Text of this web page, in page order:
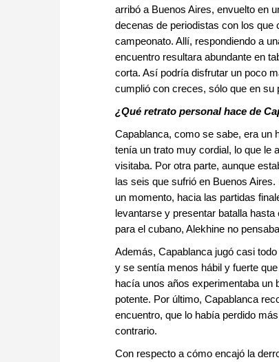
arribó a Buenos Aires, envuelto en
decenas de periodistas con los que
campeonato. Allí, respondiendo a
encuentro resultara abundante en
corta. Así podría disfrutar un poco
cumplió con creces, sólo que en su
¿Qué retrato personal hace de
Capablanca, como se sabe, era un
tenía un trato muy cordial, lo que le
visitaba. Por otra parte, aunque
las seis que sufrió en Buenos
un momento, hacia las partidas
levantarse y presentar batalla
para el cubano, Alekhine no
Además, Capablanca jugó casi
y se sentía menos hábil y fuerte
hacía unos años experimentaba un
potente. Por último, Capablanca
encuentro, que lo había perdido
contrario.
Con respecto a cómo encajó la